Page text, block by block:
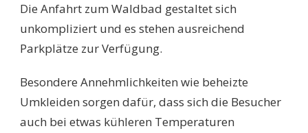
Die Anfahrt zum Waldbad gestaltet sich
unkompliziert und es stehen ausreichend
Parkplätze zur Verfügung.
Besondere Annehmlichkeiten wie beheizte
Umkleiden sorgen dafür, dass sich die Besucher
auch bei etwas kühleren Temperaturen